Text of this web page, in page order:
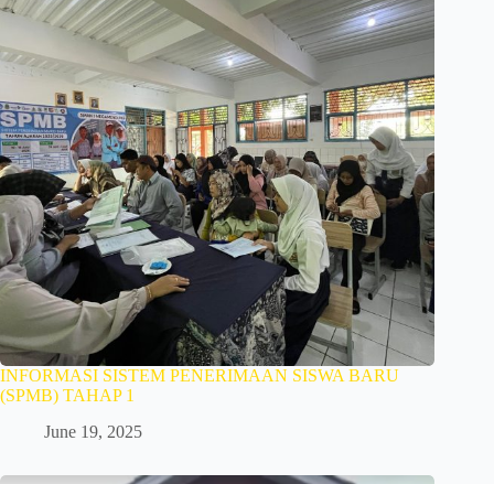
INFORMASI SISTEM PENERIMAAN SISWA BARU
(SPMB) TAHAP 1
June 19, 2025